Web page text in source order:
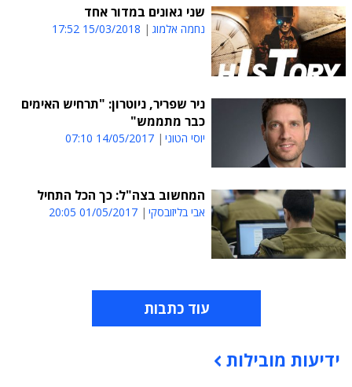
שני גאונים במדור אחד
נחמה אלמוג 15/03/2018 17:52
ניר שפריר, ניוטרון: "תרחיש האימים
כבר מתממש"
יוסי הטוני 14/05/2017 07:10
המחשוב בצה"ל: כך הכל התחיל
אבי בליזובסקי 01/05/2017 20:05
עוד כתבות
תוכן פרסומי
ידיעות מובילות